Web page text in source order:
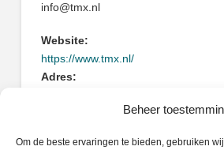
Beheer
Om de beste ervaringen te bieden, gebruiken
info@tmx.nl
Website:
https://www.tmx.nl/
Adres:
3334KD Zwijndrecht